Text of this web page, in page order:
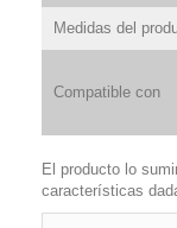
Medidas del
Compatible con
El producto lo
características